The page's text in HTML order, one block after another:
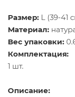
Размер: L (39-41
Материал:
Вес упаковки:
Комплектация:
1 шт.
Описание: